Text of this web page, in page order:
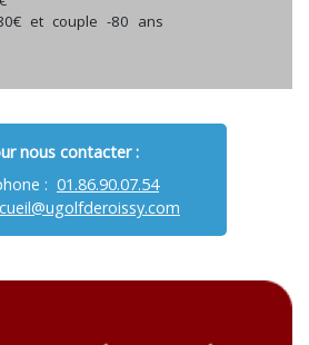
et couple -80 ans
nous contacter :
: 01.86.90.07.54